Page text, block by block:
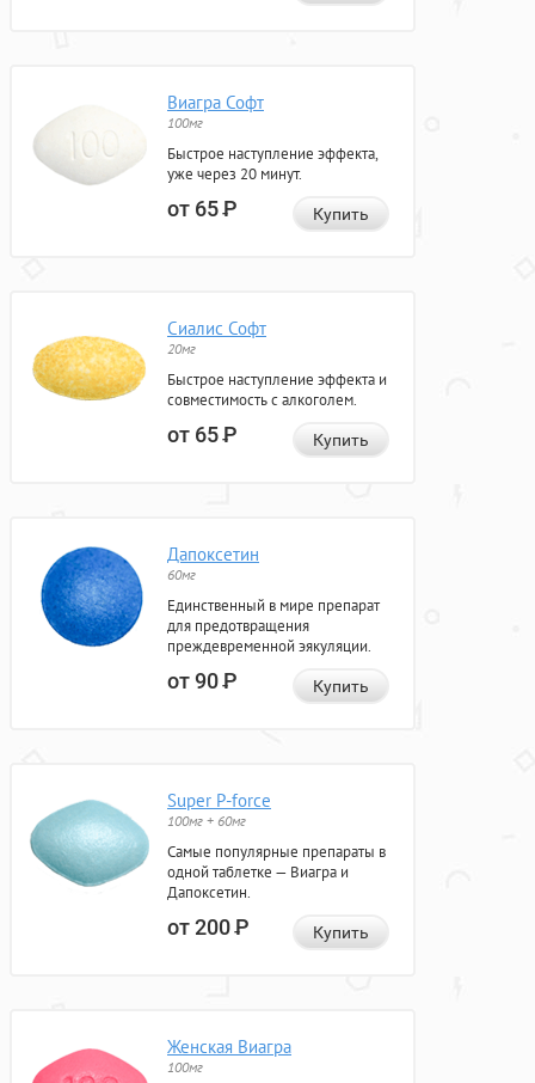
Виагра Софт
100мг
Быстрое наступление эффекта,
уже через 20 минут.
от 65Р Купить
Сиалис Софт
20мг
Быстрое наступление эффекта и
совместимость с алкоголем.
от 65Р Купить
Дапоксетин
60мг
Единственный в мире препарат
для предотвращения
преждевременной эякуляции.
от 90Р Купить
Super P-force
100мг + 60мг
Самые популярные препараты в
одной таблетке — Виагра и
Дапоксетин.
от 200Р Купить
Женская Виагра
100мг